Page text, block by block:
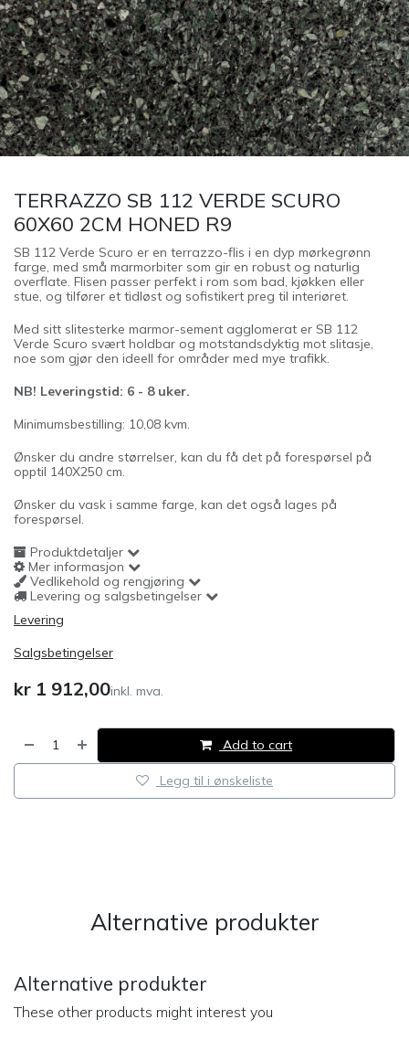
TERRAZZO SB 112 VERDE SCURO
60X60 2CM HONED R9
SB 112 Verde Scuro er en terrazzo-flis i en dyp mørkegrønn
farge, med små marmorbiter som gir en robust og naturlig
overflate. Flisen passer perfekt i rom som bad, kjøkken eller
stue, og tilfører et tidløst og sofistikert preg til interiøret.
Med sitt slitesterke marmor-sement agglomerat er SB 112
Verde Scuro svært holdbar og motstandsdyktig mot slitasje,
noe som gjør den ideell for områder med mye trafikk.
NB! Leveringstid: 6 - 8 uker.
Minimumsbestilling: 10,08 kvm.
Ønsker du andre størrelser, kan du få det på forespørsel på
opptil 140X250 cm.
Ønsker du vask i samme farge, kan det også lages på
forespørsel.
Produktdetaljer
Mer informasjon
Vedlikehold og rengjøring
Levering og salgsbetingelser
Levering
Salgsbetingelser
kr 1 912,00inkl. mva.
Add to cart
Legg til i ønskeliste
Alternative produkter
Alternative produkter
These other products might interest you